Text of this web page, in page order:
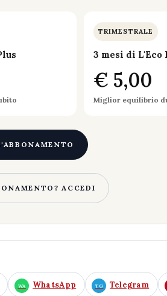
TRIMESTRALE
3 mesi di L'Eco
€ 5,00
Miglior equilibrio
ACCEDI
WhatsApp Telegram